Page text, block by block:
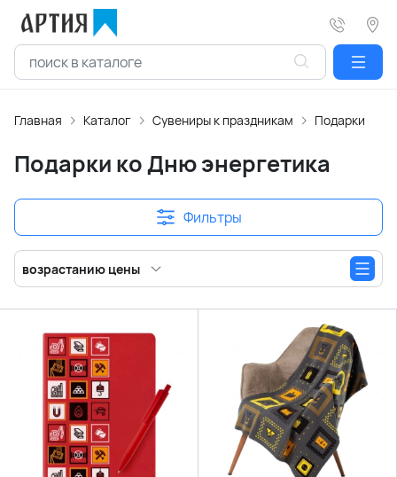
Главная Каталог Сувениры к праздникам Подарки ко
Подарки ко Дню энергетика
Фильтры
возрастанию цены